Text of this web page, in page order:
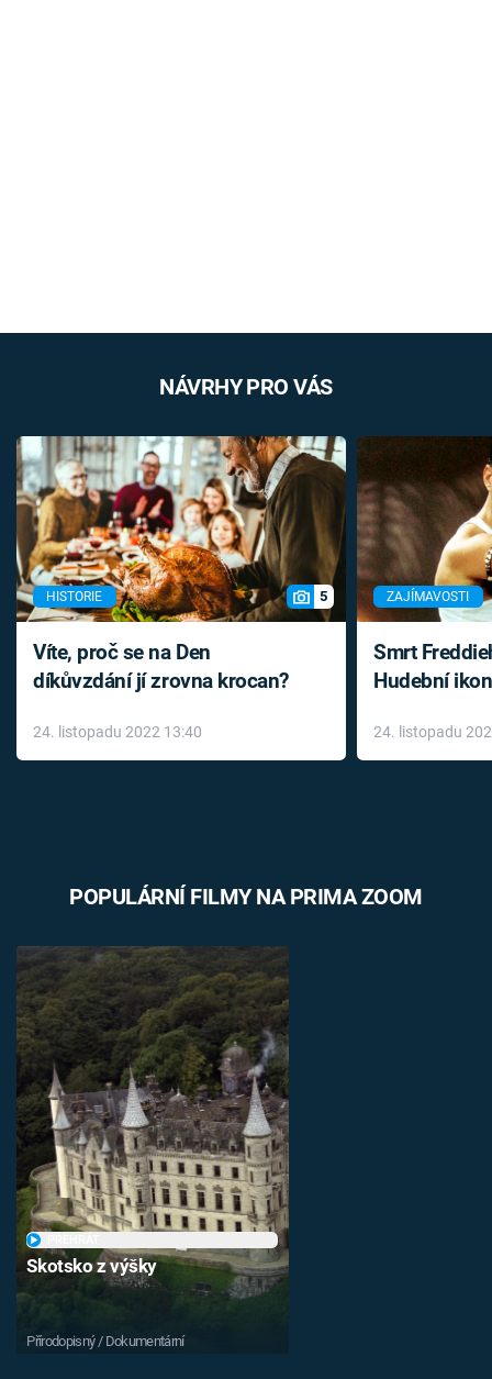
NÁVRHY PRO VÁS
HISTORIE 5
Víte, proč se na Den
díkůvzdání jí zrovna krocan?
24. listopadu 2022 13:40
ZAJÍMAVOSTI
Smrt
Hudební
léky
24. listopadu
POPULÁRNÍ FILMY NA PRIMA ZOOM
Skotsko z výšky
Přírodopisný / Dokumentární